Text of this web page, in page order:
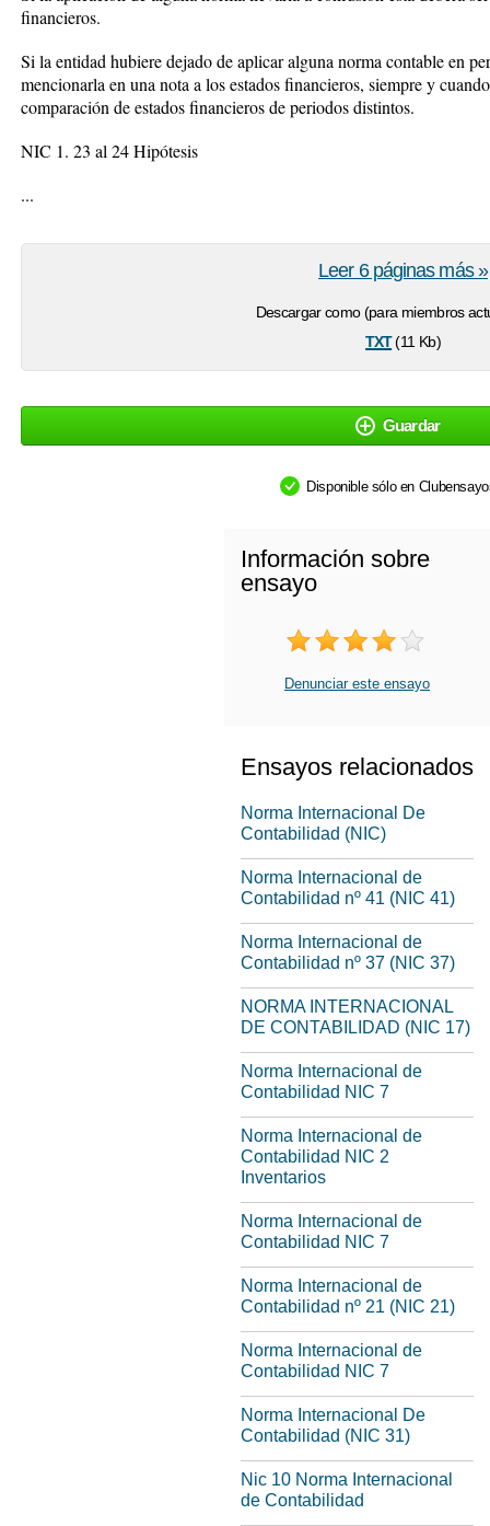
financieros.
Si la entidad hubiere dejado de aplicar alguna norma contable en
mencionarla en una nota a los estados financieros, siempre y
comparación de estados financieros de periodos distintos.
NIC 1. 23 al 24 Hipótesis
...
Descargar como (para miembros
txt(11 Kb)
Leer 6 páginas más »
Guardar
Disponible sólo en
Información sobre
ensayo
Denunciar este ensayo
Ensayos relacionados
Norma Internacional De
Contabilidad (NIC)
Norma Internacional de
Contabilidad nº 41 (NIC 41)
Norma Internacional de
Contabilidad nº 37 (NIC 37)
NORMA INTERNACIONAL
DE CONTABILIDAD (NIC 17)
Norma Internacional de
Contabilidad NIC 7
Norma Internacional de
Contabilidad NIC 2
Inventarios
Norma Internacional de
Contabilidad NIC 7
Norma Internacional de
Contabilidad nº 21 (NIC 21)
Norma Internacional de
Contabilidad NIC 7
Norma Internacional De
Contabilidad (NIC 31)
Nic 10 Norma Internacional
de Contabilidad